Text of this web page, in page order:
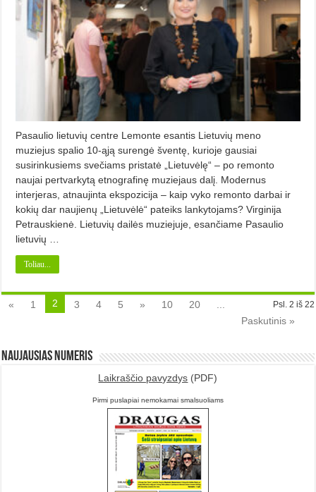
Pasaulio lietuvių centre Lemonte esantis Lietuvių meno
muziejus spalio 10-ąją surengė šventę, kurioje gausiai
susirinkusiems svečiams pristatė „Lietuvėlę“ – po remonto
naujai pertvarkytą etnografinę muziejaus dalį. Modernus
interjeras, atnaujinta ekspozicija – kaip vyko remonto darbai ir
kokių dar naujienų „Lietuvėlė“ pateiks lankytojams? Virginija
Petrauskienė. Lietuvių dailės muziejuje, esančiame Pasaulio
lietuvių …
Toliau...
Psl. 2 iš 22
« 1 2 3 4 5 » 10 20
Paskutinis »
Naujausias numeris
Laikraščio pavyzdys (PDF)
Pirmi puslapiai nemokamai smalsuoliams